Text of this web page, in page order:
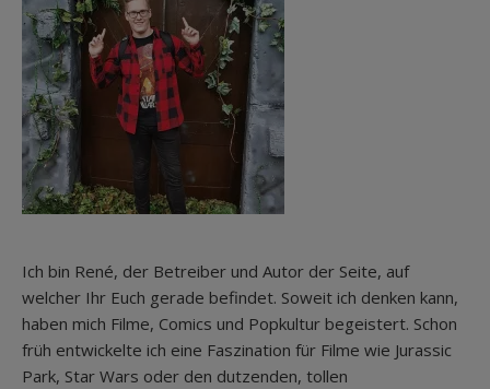
Ich bin René, der Betreiber und Autor der Seite, auf
welcher Ihr Euch gerade befindet. Soweit ich denken kann,
haben mich Filme, Comics und Popkultur begeistert. Schon
früh entwickelte ich eine Faszination für Filme wie Jurassic
Park, Star Wars oder den dutzenden, tollen